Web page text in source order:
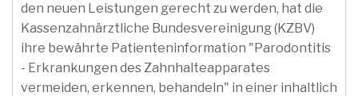
den neuen Leistungen gerecht zu werden, hat die
Kassenzahnärztliche Bundesvereinigung (KZBV)
ihre bewährte Patienteninformation "Parodontitis
- Erkrankungen des Zahnhalteapparates
vermeiden, erkennen, behandeln" in einer inhaltlich